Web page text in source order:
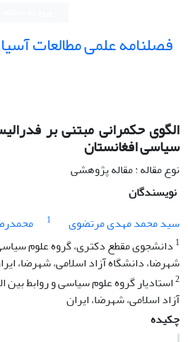
فصلنامه علمی مطالعات
الگوی حکمرانی مبتنی بر
سیاسی افغانستان
نوع مقاله : مقاله پژوهشی
نویسندگان
سید محمد مهدی مرتضوی
1
1 دانشجوی مقطع دکتری، گروه علوم
شهرضا، دانشگاه آزاد اسلامی، شهرضا،
2استادیار گروه علوم سیاسی و روابط بین
آزاد اسلامی، شهرضا، ایران
چکیده